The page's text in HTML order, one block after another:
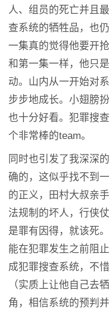
人、组员的死亡并且
查系统的牺牲品，也
一集真的觉得他要开
和第一集一样，他只
动。山内从一开始对
步步地成长。小翅膀
也十分好看。犯罪搜
个非常棒的team。
同时也引发了我深深
确的，这似乎找不到
的正义，田村大叔亲
法规制的坏人，行侠
是罪有因得，就该死
能在犯罪发生之前阻
成犯罪搜查系统，不
（实质上让他自己去
角，相信系统的预判